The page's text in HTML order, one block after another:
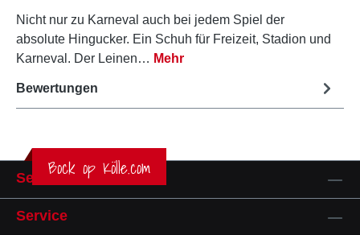
Nicht nur zu Karneval auch bei jedem Spiel der
absolute Hingucker. Ein Schuh für Freizeit, Stadion und
Karneval. Der Leinen… Mehr
Bewertungen
Bock op Kölle.com
Service-Hotline
Service